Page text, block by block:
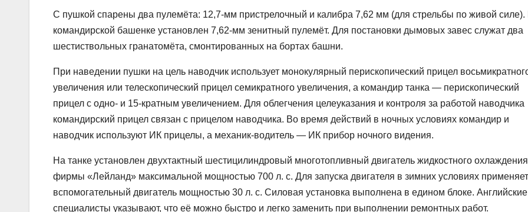
С пушкой спарены два пулемёта: 12,7-мм пристрелочный и калибра 7,62 мм (для стрельбы по живой силе).
командирской башенке установлен 7,62-мм зенитный пулемёт. Для постановки дымовых завес служат два
шестиствольных гранатомёта, смонтированных на бортах башни.
При наведении пушки на цель наводчик использует монокулярный перископический прицел
увеличения или телескопический прицел семикратного увеличения, а командир танка — перископический
прицел с одно- и 15-кратным увеличением. Для облегчения целеуказания и контроля за работой наводчика
командирский прицел связан с прицелом наводчика. Во время действий в ночных условиях командир и
наводчик используют ИК прицелы, а механик-водитель — ИК прибор ночного видения.
На танке установлен двухтактный шестицилиндровый многотопливный двигатель жидкостного
фирмы «Лейланд» максимальной мощностью 700 л. с. Для запуска двигателя в зимних условиях
вспомогательный двигатель мощностью 30 л. с. Силовая установка выполнена в едином блоке. Английские
специалисты указывают, что её можно быстро и легко заменить при выполнении ремонтных работ.